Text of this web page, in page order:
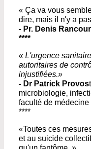
« Ça va vous
dire, mais il n'y a
- Pr. Denis
****
« L'urgence
autoritaires de
injustifiées.»
- Dr Patrick Provos
microbiologie,
faculté de
****
«Toutes ces
et au suicide